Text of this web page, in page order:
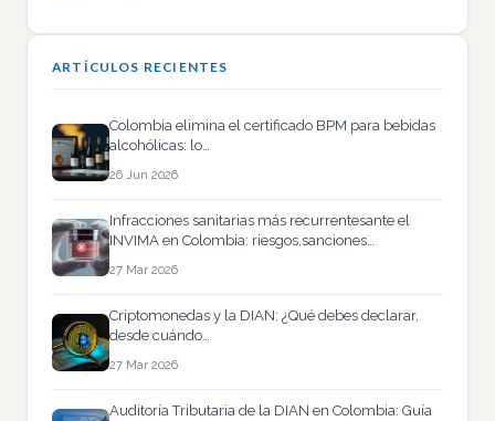
ARTÍCULOS RECIENTES
Colombia elimina el certificado BPM para bebidas
alcohólicas: lo…
26 Jun 2026
Infracciones sanitarias más recurrentesante el
INVIMA en Colombia: riesgos,sanciones…
27 Mar 2026
Criptomonedas y la DIAN: ¿Qué debes declarar,
desde cuándo…
27 Mar 2026
Auditoría Tributaria de la DIAN en Colombia: Guía